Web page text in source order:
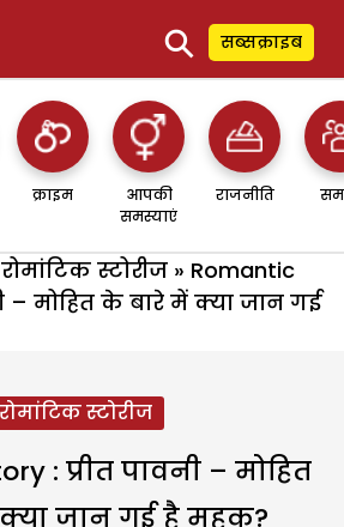
⚲ सब्सक्राइब
क्राइम
आपकी
समस्याएं
राजनीति
रोमांटिक स्टोरीज » Romantic
– मोहित के बारे में क्या जान गई
रोमांटिक स्टोरीज
: प्रीत पावनी – मोहित
जान गई है महक?